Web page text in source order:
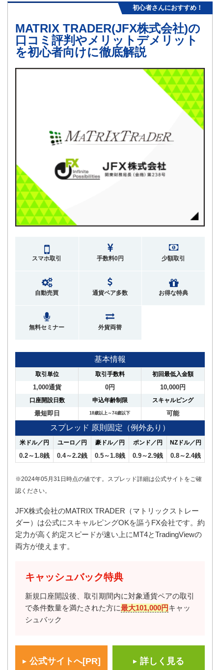
初心者さんにおすすめ！
MATRIX TRADER(JFX株式会社)の
口コミ評判やメリットデメリット
を初心者向けに徹底解説
スマホ取引 手数料0円 少額取引
自動売買 通貨ペア多数 お得な特典
無料セミナー 外貨両替
基本情報
取引単位 取引手数料 初回最低入金額
1,000通貨 0円 10,000円
口座開設日数 申込年齢制限 スキャルピング
最短即日 18歳以上～74歳以下 可能
スプレッド 原則固定（例外あり）
米ドル／円 ユーロ／円 豪ドル／円 ポンド／円 NZドル／円
0.2～1.8銭 0.4～2.2銭 0.5～1.8銭 0.9～2.9銭 0.8～2.4銭
※2024年05月31日時点の値です。スプレッド詳細は公式サイトをご確
認ください。
JFX株式会社のMATRIX TRADER（マトリックストレー
ダー）は公式にスキャルピングOKを謳うFX会社です。約
定力が高く約定スピードが速い上にMT4とTradingViewの
両方が使えます。
キャッシュバック特典
新規口座開設後、取引期間内に対象通貨ペアの取引
で条件数量を満たされた方に最大101,000円キャッ
シュバック
公式サイトへ[PR] 詳しく見る